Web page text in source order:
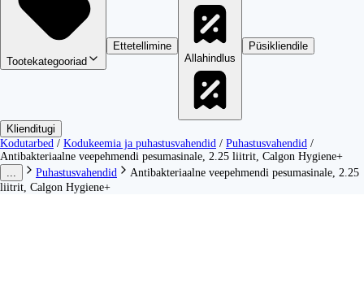
Tootekategooriad
Ettetellimine
Allahindlus
Püsikliendile
Klienditugi
Kodutarbed / Kodukeemia ja puhastusvahendid / Puhastusvahendid /
Antibakteriaalne veepehmendi pesumasinale, 2.25 liitrit, Calgon Hygiene+
Puhastusvahendid
Antibakteriaalne veepehmendi pesumasinale, 2.25
liitrit, Calgon Hygiene+